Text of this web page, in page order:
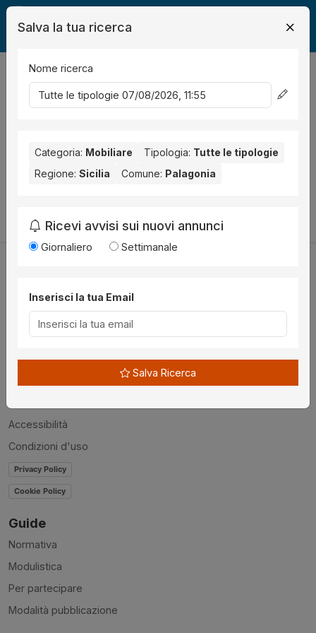
Legalmente Mobili
risultati Ordina per
Nessun risultato per la Provincia selezionata: Catania.
Prova a modificare i parametri di ricerca:
Utilità
Chi siamo
Disclaimer
Accessibilità
Condizioni d'uso
Privacy Policy
Cookie Policy
Guide
Normativa
Modulistica
Per partecipare
Modalità pubblicazione
Salva la tua ricerca
Nome ricerca
Categoria: Mobiliare Tipologia: Tutte le tipologie
Regione: Sicilia Comune: Palagonia
Ricevi avvisi sui nuovi annunci
Giornaliero Settimanale
Inserisci la tua Email
Salva Ricerca